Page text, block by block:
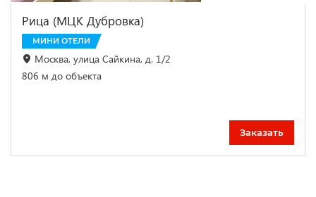
Рица (МЦК Дубровка)
МИНИ ОТЕЛИ
Москва, улица Сайкина, д. 1/2
806 м до объекта
Заказать